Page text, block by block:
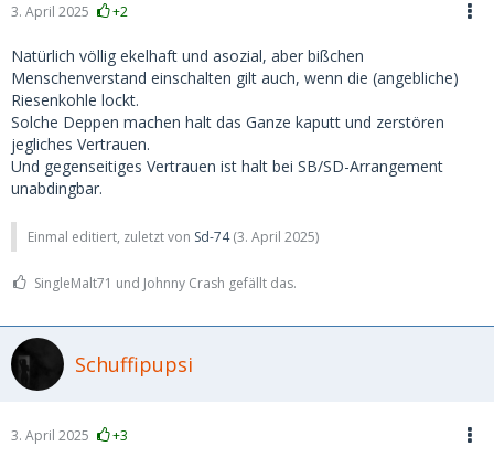
3. April 2025 +2
Natürlich völlig ekelhaft und asozial, aber bißchen
Menschenverstand einschalten gilt auch, wenn die (angebliche)
Riesenkohle lockt.
Solche Deppen machen halt das Ganze kaputt und zerstören
jegliches Vertrauen.
Und gegenseitiges Vertrauen ist halt bei SB/SD-Arrangement
unabdingbar.
Einmal editiert, zuletzt von Sd-74(3. April 2025)
SingleMalt71 und Johnny Crash gefällt das.
Schuffipupsi
3. April 2025 +3